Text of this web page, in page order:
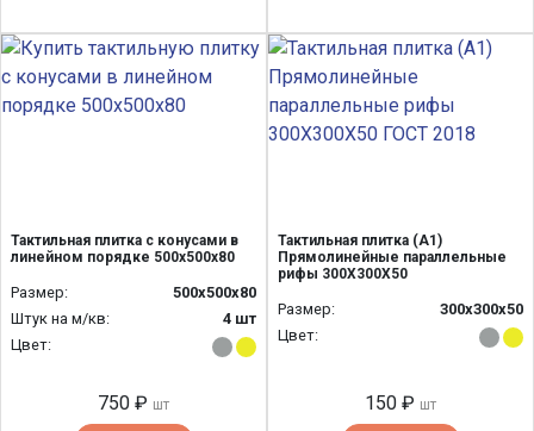
Тактильная плитка с конусами в
линейном порядке 500х500х80
Размер:
500х500х80
Штук на м/кв:
4 шт
Цвет:
750 ₽ шт
Тактильная плитка (А1)
Прямолинейные параллельные
рифы 300Х300Х50
Размер:
300х300х50
Цвет:
150 ₽ шт